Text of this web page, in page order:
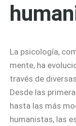
La psicología,
mente, ha
través de
Desde las
hasta las más
humanistas, las